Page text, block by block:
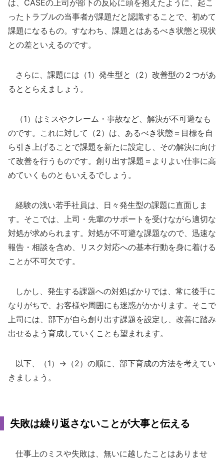
は、CASEの上司が部下の反応に頭を抱えたように、起こ
ったトラブルの当事者が課題だと認識することで、初めて
課題になるもの。すなわち、課題とはあるべき状態と現状
との差といえるのです。
さらに、課題には（1）発生型と（2）改善型の２つがあ
るととらえましょう。
（1）はミスやクレーム・事故など、解決が不可避なも
のです。これに対して（2）は、あるべき状態＝目標を自
ら引き上げることで課題を新たに設定し、その解決に向け
て改善を行うものです。創り出す課題＝よりよい仕事に高
めていくものともいえるでしょう。
経験の浅い若手社員は、日々発生型の課題に直面しま
す。そこでは、上司・先輩のサポートを受けながら適切な
対処が求められます。対処が不可避な課題なので、迅速な
報告・相談を含め、リスク対応への基本行動を身に着ける
ことが不可欠です。
しかし、発生する課題への対処ばかりでは、常に後手に
なりがちで、お客様や周囲にも迷惑がかかります。そこで
上司には、部下が自ら創り出す課題を設定し、改善に踏み
出せるよう育成していくことも望まれます。
以下、（1）→（2）の順に、部下育成の方法を考えてい
きましょう。
失敗は繰り返さないことが大事と伝える
仕事上のミスや失敗は、無いに越したことはありませ